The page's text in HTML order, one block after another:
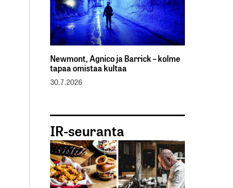
Newmont, Agnico ja Barrick – kolme
tapaa omistaa kultaa
30.7.2026
IR-seuranta